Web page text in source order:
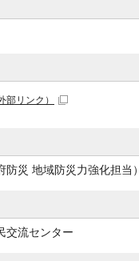
部リンク）
災 地域防災力強化担当）
交流センター